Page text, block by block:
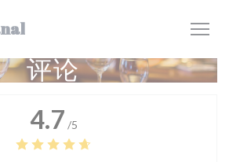
评论
4.7 /5